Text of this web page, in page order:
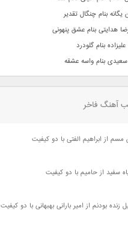
بنام چنگال تقدیر
هدایتی بنام عشق پنهونی
بنام گلودرد
بنام واسه عشقه
آهنگ فاخر
از ابراهیم الفتی با دو کیفیت
سفید از حامیم با دو کیفیت
زنده بودنم از امیر بارانی بهبهانی با دو کیفیت